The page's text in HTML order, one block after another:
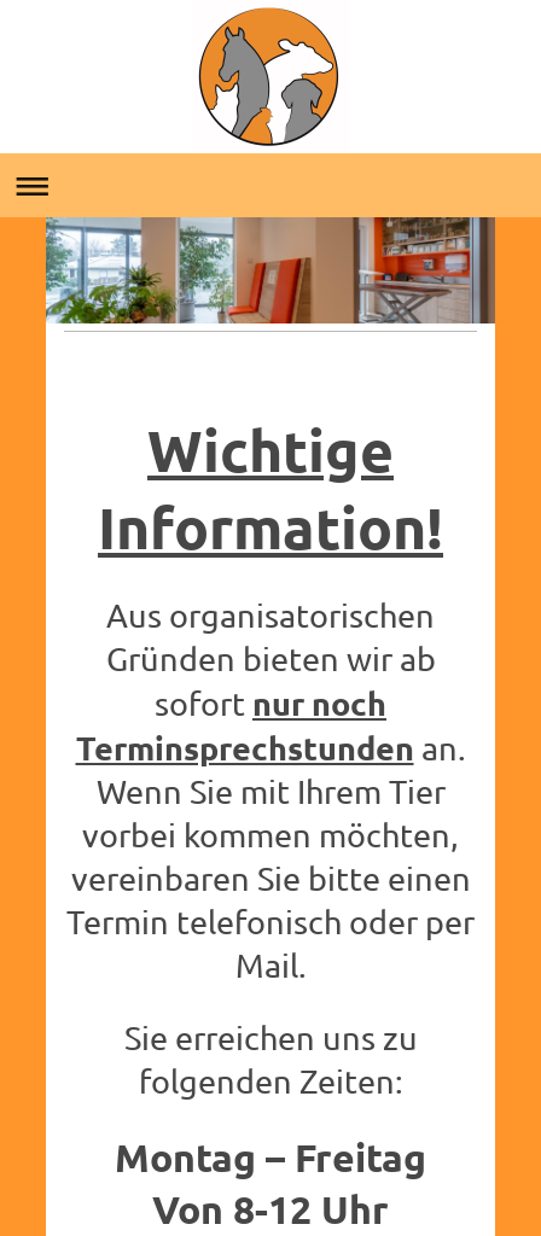
Wichtige
Information!
Aus organisatorischen
Gründen bieten wir ab
sofort nur noch
Terminsprechstunden an.
Wenn Sie mit Ihrem Tier
vorbei kommen möchten,
vereinbaren Sie bitte einen
Termin telefonisch oder per
Mail.
Sie erreichen uns zu
folgenden Zeiten:
Montag – Freitag
Von 8-12 Uhr